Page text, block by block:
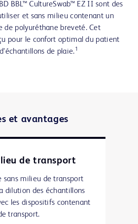
BBL™ CultureSwab™ EZ II sont des
et sans milieu contenant un
de polyuréthane breveté. Cet
pour le confort optimal du patient
de plaie.1
et avantages
de transport
sans milieu de transport
dilution des échantillons
les dispositifs contenant
transport.